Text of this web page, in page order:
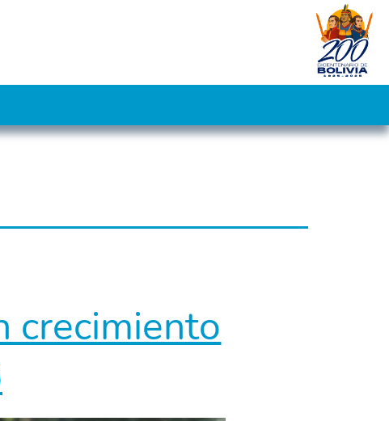
crecimiento